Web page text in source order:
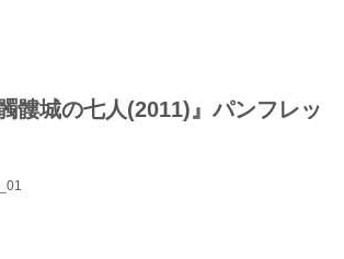
髏城の七人(2011)』パンフレッ